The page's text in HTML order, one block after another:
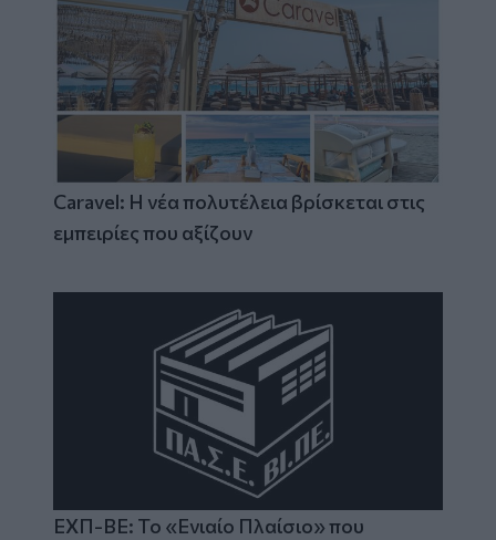
Caravel: Η νέα πολυτέλεια βρίσκεται στις
εμπειρίες που αξίζουν
ΕΧΠ-ΒΕ: Το «Ενιαίο Πλαίσιο» που